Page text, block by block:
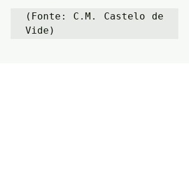
(Fonte: C.M. Castelo de
Vide)